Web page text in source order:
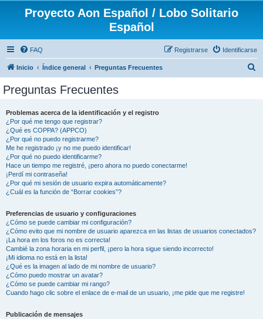
Proyecto Aon Español / Lobo Solitario
Español
FAQ Identificarse
Registrarse
Inicio Índice general Preguntas Frecuentes
Preguntas Frecuentes
Problemas acerca de la identificación y el registro
¿Por qué me tengo que registrar?
¿Qué es COPPA? (APPCO)
¿Por qué no puedo registrarme?
Me he registrado ¡y no me puedo identificar!
¿Por qué no puedo identificarme?
Hace un tiempo me registré, ¡pero ahora no puedo conectarme!
¡Perdí mi contraseña!
¿Por qué mi sesión de usuario expira automáticamente?
¿Cuál es la función de “Borrar cookies”?
Preferencias de usuario y configuraciones
¿Cómo se puede cambiar mi configuración?
¿Cómo evito que mi nombre de usuario aparezca en las listas de usuarios conectados?
¡La hora en los foros no es correcta!
Cambié la zona horaria en mi perfil, ¡pero la hora sigue siendo incorrecto!
¡Mi idioma no está en la lista!
¿Qué es la imagen al lado de mi nombre de usuario?
¿Cómo puedo mostrar un avatar?
¿Cómo se puede cambiar mi rango?
Cuando hago clic sobre el enlace de e-mail de un usuario, ¡me pide que me registre!
Publicación de mensajes